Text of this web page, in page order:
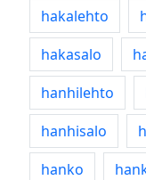
hakalehto
hakasalo
hanhilehto
hanhisalo
hanko